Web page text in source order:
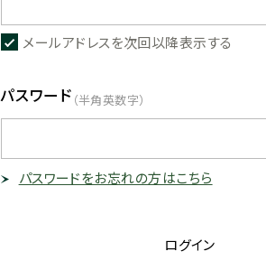
メールアドレスを次回以降表示する
パスワード （半角英数字）
パスワードをお忘れの方はこちら
ログイン